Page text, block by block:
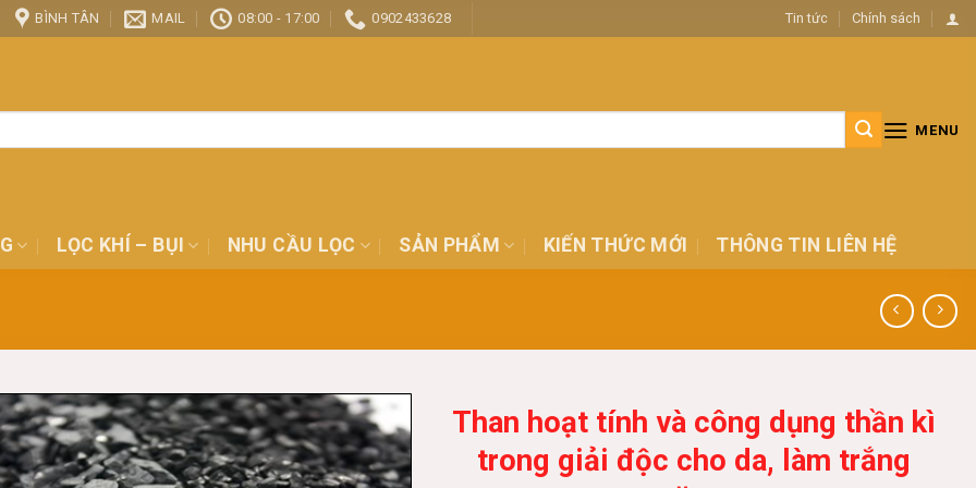
BÌNH TÂN MAIL 08:00 - 17:00 0902433628 Tin tức Chính sách
MENU
LỌC KHÍ – BỤI NHU CẦU LỌC SẢN PHẨM KIẾN THỨC MỚI THÔNG TIN LIÊN HỆ
Than hoạt tính và công dụng thần kì
trong giải độc cho da, làm trắng